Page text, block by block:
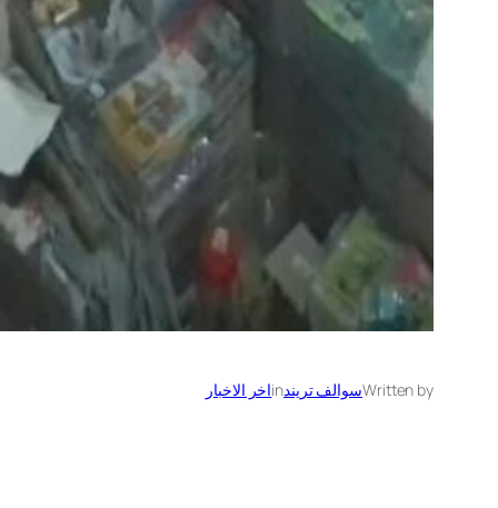
Written byسوالف تريندinاخر الاخبار